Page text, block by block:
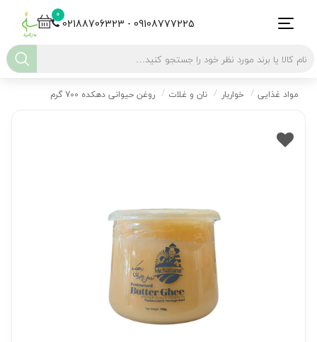
0
02188706323 - 09108777225
مواد غذایی خواربار نان و غلات روغن حیوانی دهکده 700 گرم